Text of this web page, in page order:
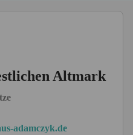
Altmark
adamczyk.de